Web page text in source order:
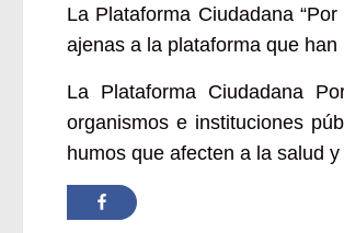
La Plataforma Ciudadana
ajenas a la plataforma que
La Plataforma Ciudadana
organismos e instituciones
humos que afecten a la salud